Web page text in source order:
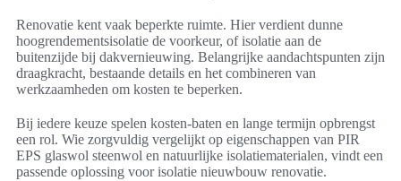
Renovatie kent vaak beperkte ruimte. Hier verdient dunne
hoogrendementsisolatie de voorkeur, of isolatie aan de
buitenzijde bij dakvernieuwing. Belangrijke aandachtspunten zijn
draagkracht, bestaande details en het combineren van
werkzaamheden om kosten te beperken.
Bij iedere keuze spelen kosten-baten en lange termijn opbrengst
een rol. Wie zorgvuldig vergelijkt op eigenschappen van PIR
EPS glaswol steenwol en natuurlijke isolatiematerialen, vindt een
passende oplossing voor isolatie nieuwbouw renovatie.